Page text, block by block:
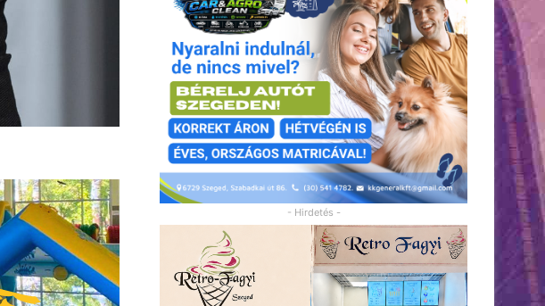
- Hirdetés -